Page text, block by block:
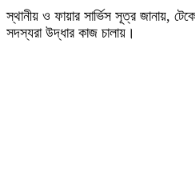
স্থানীয় ও ফায়ার সার্ভিস সূত্র জানায়,
সদস্যরা উদ্ধার কাজ চালায়।